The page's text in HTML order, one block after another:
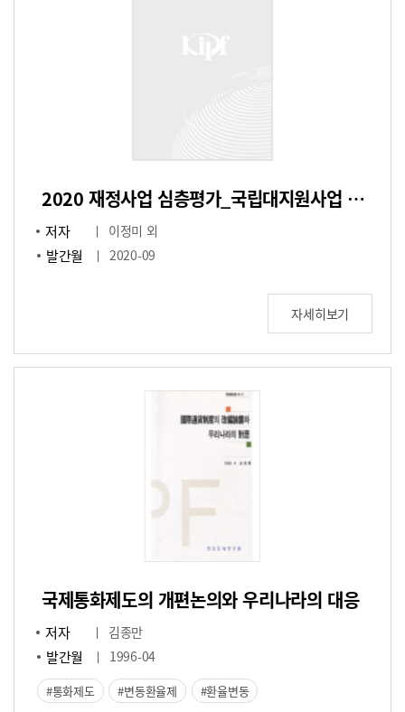
2020 재정사업 심층평가_국립대지원사업 효율화 방안
저자 이정미 외
발간월 2020-09
자세히보기
국제통화제도의 개편논의와 우리나라의 대응
저자 김종만
발간월 1996-04
통화제도 변동환율제 환율변동